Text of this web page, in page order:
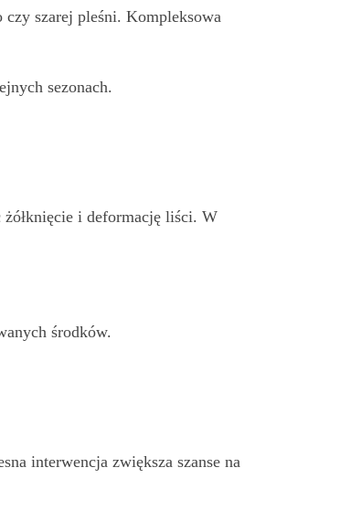
szarej pleśni. Kompleksowa
sezonach.
żółknięcie i deformację liści. W
środków.
interwencja zwiększa szanse na